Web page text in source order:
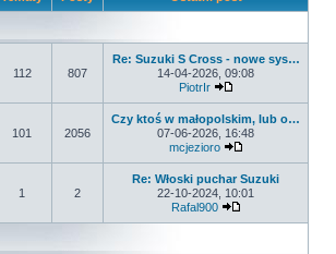
112 807
Re: Suzuki S Cross - nowe sys…
14-04-2026, 09:08
PiotrIr
101 2056
Czy ktoś w małopolskim, lub o…
07-06-2026, 16:48
mcjezioro
1 2
Re: Włoski puchar Suzuki
22-10-2024, 10:01
Rafal900